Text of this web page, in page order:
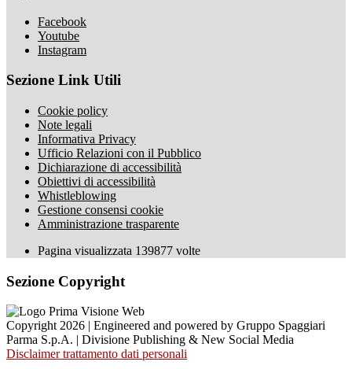
Facebook
Youtube
Instagram
Sezione Link Utili
Cookie policy
Note legali
Informativa Privacy
Ufficio Relazioni con il Pubblico
Dichiarazione di accessibilità
Obiettivi di accessibilità
Whistleblowing
Gestione consensi cookie
Amministrazione trasparente
Pagina visualizzata 139877 volte
Sezione Copyright
Copyright 2026 | Engineered and powered by Gruppo Spaggiari
Parma S.p.A. | Divisione Publishing & New Social Media
Disclaimer trattamento dati personali